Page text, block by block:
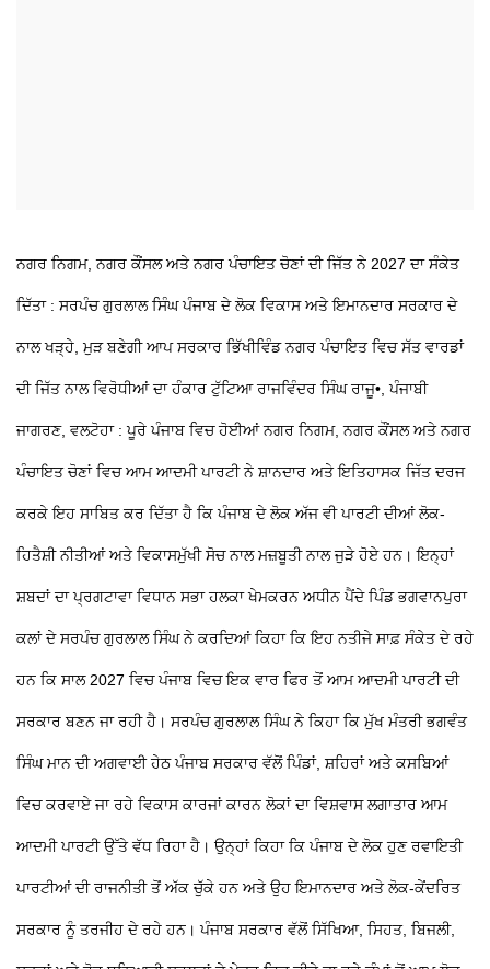
ਨਗਰ ਨਿਗਮ, ਨਗਰ ਕੌਂਸਲ ਅਤੇ ਨਗਰ ਪੰਚਾਇਤ ਚੋਣਾਂ ਦੀ ਜਿੱਤ ਨੇ 2027 ਦਾ ਸੰਕੇਤ
ਦਿੱਤਾ : ਸਰਪੰਚ ਗੁਰਲਾਲ ਸਿੰਘ ਪੰਜਾਬ ਦੇ ਲੋਕ ਵਿਕਾਸ ਅਤੇ ਇਮਾਨਦਾਰ ਸਰਕਾਰ ਦੇ
ਨਾਲ ਖੜ੍ਹੇ, ਮੁੜ ਬਣੇਗੀ ਆਪ ਸਰਕਾਰ ਭਿੱਖੀਵਿੰਡ ਨਗਰ ਪੰਚਾਇਤ ਵਿਚ ਸੱਤ ਵਾਰਡਾਂ
ਦੀ ਜਿੱਤ ਨਾਲ ਵਿਰੋਧੀਆਂ ਦਾ ਹੰਕਾਰ ਟੁੱਟਿਆਰਾਜਵਿੰਦਰ ਸਿੰਘ ਰਾਜੂ•, ਪੰਜਾਬੀ
ਜਾਗਰਣ, ਵਲਟੋਹਾ : ਪੂਰੇ ਪੰਜਾਬ ਵਿਚ ਹੋਈਆਂ ਨਗਰ ਨਿਗਮ, ਨਗਰ ਕੌਂਸਲ ਅਤੇ ਨਗਰ
ਪੰਚਾਇਤ ਚੋਣਾਂ ਵਿਚ ਆਮ ਆਦਮੀ ਪਾਰਟੀ ਨੇ ਸ਼ਾਨਦਾਰ ਅਤੇ ਇਤਿਹਾਸਕ ਜਿੱਤ ਦਰਜ
ਕਰਕੇ ਇਹ ਸਾਬਿਤ ਕਰ ਦਿੱਤਾ ਹੈ ਕਿ ਪੰਜਾਬ ਦੇ ਲੋਕ ਅੱਜ ਵੀ ਪਾਰਟੀ ਦੀਆਂ ਲੋਕ-
ਹਿਤੈਸ਼ੀ ਨੀਤੀਆਂ ਅਤੇ ਵਿਕਾਸਮੁੱਖੀ ਸੋਚ ਨਾਲ ਮਜ਼ਬੂਤੀ ਨਾਲ ਜੁੜੇ ਹੋਏ ਹਨ। ਇਨ੍ਹਾਂ
ਸ਼ਬਦਾਂ ਦਾ ਪ੍ਰਗਟਾਵਾਵਿਧਾਨ ਸਭਾ ਹਲਕਾ ਖੇਮਕਰਨ ਅਧੀਨ ਪੈਂਦੇ ਪਿੰਡ ਭਗਵਾਨਪੁਰਾ
ਕਲਾਂ ਦੇ ਸਰਪੰਚ ਗੁਰਲਾਲ ਸਿੰਘ ਨੇ ਕਰਦਿਆਂ ਕਿਹਾ ਕਿ ਇਹ ਨਤੀਜੇ ਸਾਫ਼ ਸੰਕੇਤ ਦੇ ਰਹੇ
ਹਨ ਕਿ ਸਾਲ 2027 ਵਿਚ ਪੰਜਾਬ ਵਿਚ ਇਕ ਵਾਰ ਫਿਰ ਤੋਂ ਆਮ ਆਦਮੀ ਪਾਰਟੀ ਦੀ
ਸਰਕਾਰ ਬਣਨ ਜਾ ਰਹੀ ਹੈ। ਸਰਪੰਚ ਗੁਰਲਾਲ ਸਿੰਘ ਨੇ ਕਿਹਾ ਕਿ ਮੁੱਖ ਮੰਤਰੀ ਭਗਵੰਤ
ਸਿੰਘ ਮਾਨ ਦੀ ਅਗਵਾਈ ਹੇਠ ਪੰਜਾਬ ਸਰਕਾਰ ਵੱਲੋਂ ਪਿੰਡਾਂ, ਸ਼ਹਿਰਾਂ ਅਤੇ ਕਸਬਿਆਂ
ਵਿਚ ਕਰਵਾਏ ਜਾ ਰਹੇ ਵਿਕਾਸ ਕਾਰਜਾਂ ਕਾਰਨ ਲੋਕਾਂ ਦਾ ਵਿਸ਼ਵਾਸ ਲਗਾਤਾਰ ਆਮ
ਆਦਮੀ ਪਾਰਟੀ ਉੱਤੇ ਵੱਧ ਰਿਹਾ ਹੈ। ਉਨ੍ਹਾਂ ਕਿਹਾ ਕਿ ਪੰਜਾਬ ਦੇ ਲੋਕ ਹੁਣ ਰਵਾਇਤੀ
ਪਾਰਟੀਆਂ ਦੀ ਰਾਜਨੀਤੀ ਤੋਂ ਅੱਕ ਚੁੱਕੇ ਹਨ ਅਤੇ ਉਹ ਇਮਾਨਦਾਰ ਅਤੇ ਲੋਕ-ਕੇਂਦਰਿਤ
ਸਰਕਾਰ ਨੂੰ ਤਰਜੀਹ ਦੇ ਰਹੇ ਹਨ।ਪੰਜਾਬ ਸਰਕਾਰ ਵੱਲੋਂ ਸਿੱਖਿਆ, ਸਿਹਤ, ਬਿਜਲੀ,